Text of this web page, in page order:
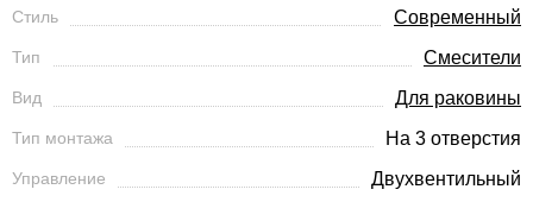
Стиль Современный
Тип Смесители
Вид Для раковины
Тип монтажа На 3 отверстия
Управление Двухвентильный